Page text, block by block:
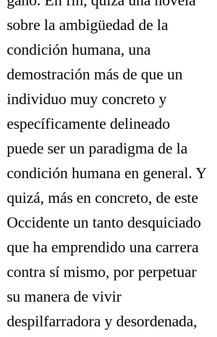
sobre la ambigüedad de la
condición humana, una
demostración más de que un
individuo muy concreto y
específicamente delineado
puede ser un paradigma de la
condición humana en general. Y
quizá, más en concreto, de este
Occidente un tanto desquiciado
que ha emprendido una carrera
contra sí mismo, por perpetuar
su manera de vivir
despilfarradora y desordenada,